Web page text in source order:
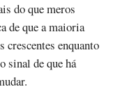
do que meros
de que a maioria
crescentes enquanto
sinal de que há